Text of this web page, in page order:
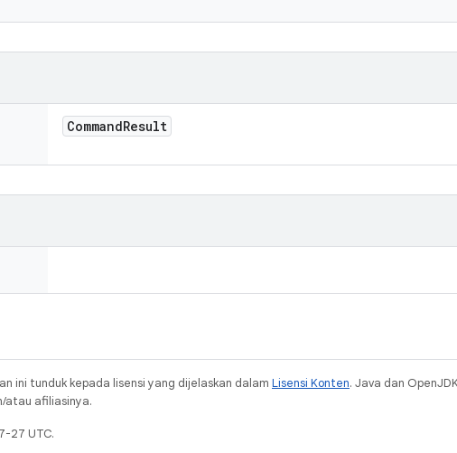
CommandResult
ini tunduk kepada lisensi yang dijelaskan dalam Lisensi Konten. Java dan
afiliasinya.
27 UTC.